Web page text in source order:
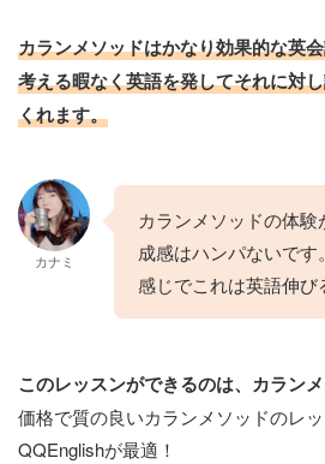
カランメソッドはかなり効果的な英
考える暇なく英語を発してそれに対
くれます。
カナミ
カランメソッドの体
成感はハンパないで
感じでこれは英語伸び
このレッスンができるのは、カラン
価格で質の良いカランメソッドのレッ
QQEnglishが最適！